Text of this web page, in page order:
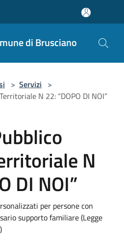
di Brusciano
> Servizi >
N 22: “DOPO DI NOI”
N
DI NOI”
per persone con
supporto familiare (Legge